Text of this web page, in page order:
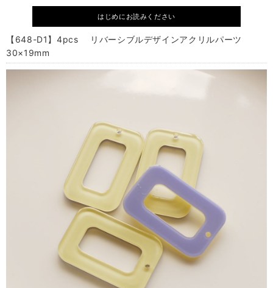
はじめにお読みください
【648-D1】4pcs リバーシブルデザインアクリルパーツ
30×19mm